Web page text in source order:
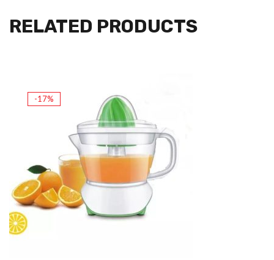
RELATED PRODUCTS
-17%